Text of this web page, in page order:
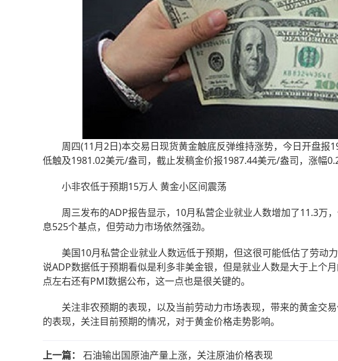
周四(11月2日)本交易日现货黄金触底反弹维持涨势，今日开盘报
低触及1981.02美元/盎司，截止发稿金价报1987.44美元/盎司，涨幅
小非农低于预期15万人 黄金小区间震荡
周三发布的ADP报告显示，10月私营企业就业人数增加了11.3万
息525个基点，但劳动力市场依然强劲。
美国10月私营企业就业人数远低于预期，但这很可能低估了劳动
说ADP数据低于预期看似是利多非美金银，但是就业人数是大于上个
点左右还有PMI数据公布，这一点也是很关键的。
关注非农预期的表现，以及当前劳动力市场表现，带来的黄金交
的表现，关注目前预期的情况，对于黄金价格走势影响。
上一篇： 石油输出国原油产量上涨，关注原油价格表现